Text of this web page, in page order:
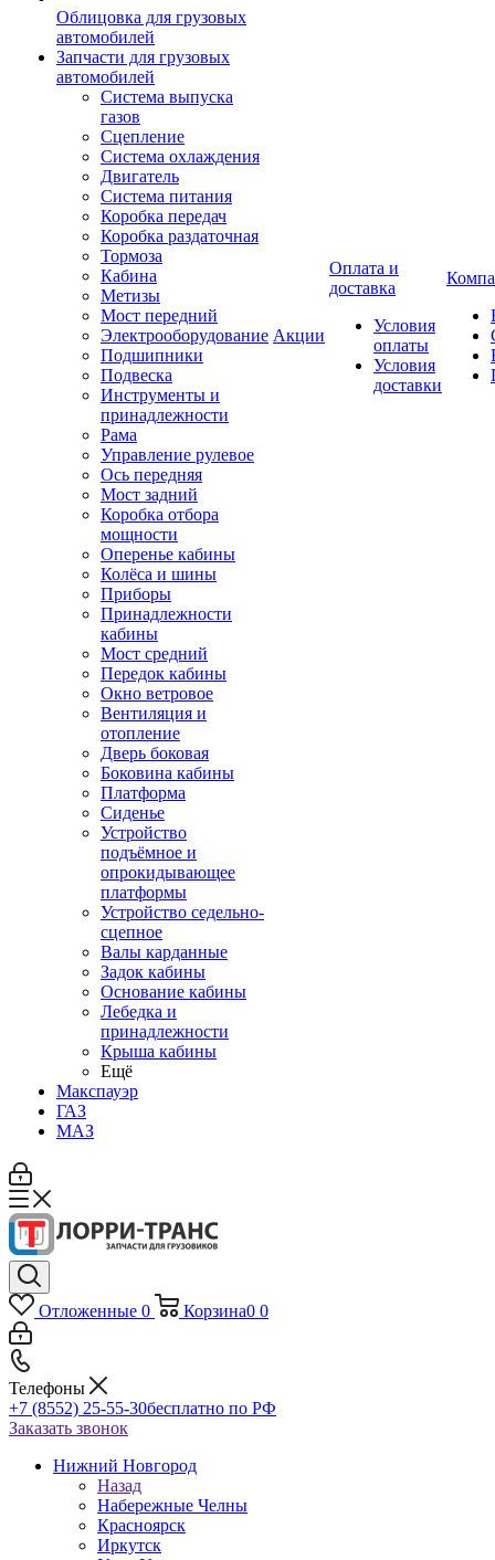
Облицовка для грузовых
автомобилей
Запчасти для грузовых
автомобилей
Система выпуска
газов
Сцепление
Система охлаждения
Двигатель
Система питания
Коробка передач
Коробка раздаточная
Тормоза
Кабина
Метизы
Мост передний
Электрооборудование
Подшипники
Подвеска
Инструменты и
принадлежности
Рама
Управление рулевое
Ось передняя
Мост задний
Коробка отбора
мощности
Оперенье кабины
Колёса и шины
Приборы
Принадлежности
кабины
Мост средний
Передок кабины
Окно ветровое
Вентиляция и
отопление
Дверь боковая
Боковина кабины
Платформа
Сиденье
Устройство
подъёмное и
опрокидывающее
платформы
Устройство седельно-
сцепное
Валы карданные
Задок кабины
Основание кабины
Лебедка и
принадлежности
Крыша кабины
Ещё
Макспауэр
ГАЗ
МАЗ
Акции
Оплата и
доставка
Условия
оплаты
Условия
доставки
Отложенные 0 Корзина0 0
Телефоны
+7 (8552) 25-55-30бесплатно по РФ
Заказать звонок
Нижний Новгород
Назад
Набережные Челны
Красноярск
Иркутск